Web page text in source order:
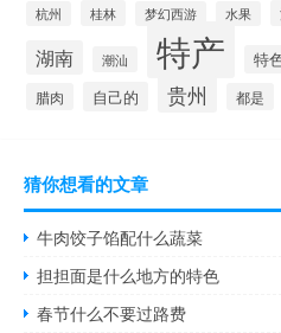
杭州 桂林 梦幻西游 水果
湖南 潮汕 特产 特
腊肉 自己的 贵州 都是
猜你想看的文章
牛肉饺子馅配什么蔬菜
担担面是什么地方的特色
春节什么不要过路费